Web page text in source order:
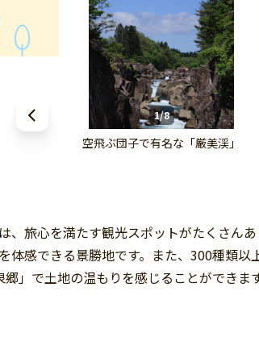
1/8
空飛ぶ団子で有名な「厳美渓」
旅心を満たす観光スポットがたくさん
感できる景勝地です。また、300種類
」で土地の温もりを感じることができます